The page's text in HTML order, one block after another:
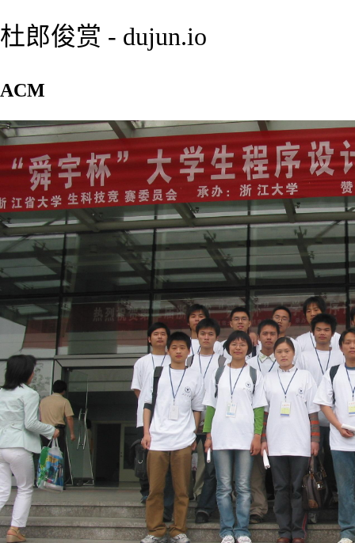
杜郎俊赏 - dujun.io
ACM